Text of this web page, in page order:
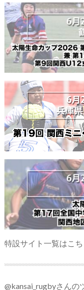
特設サイト一覧はこち
@kansai_rugbyさんの